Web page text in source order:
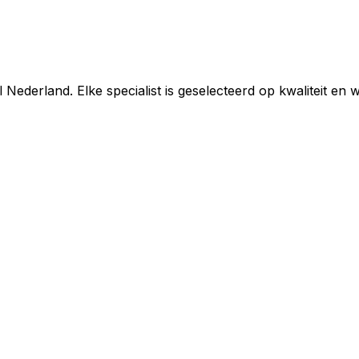
Elke specialist is geselecteerd op kwaliteit en